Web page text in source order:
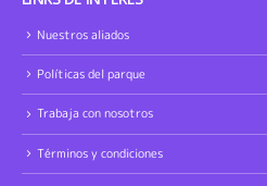
Nuestros aliados
Políticas del parque
Trabaja con nosotros
Términos y condiciones